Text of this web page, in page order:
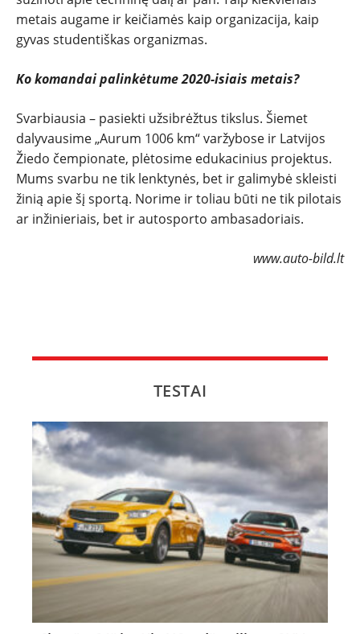
metais augame ir keičiamės kaip organizacija, kaip
gyvas studentiškas organizmas.
Ko komandai palinkėtume 2020-isiais metais?
Svarbiausia – pasiekti užsibrėžtus tikslus. Šiemet
dalyvausime „Aurum 1006 km“ varžybose ir Latvijos
Žiedo čempionate, plėtosime edukacinius projektus.
Mums svarbu ne tik lenktynės, bet ir galimybė skleisti
žinią apie šį sportą. Norime ir toliau būti ne tik pilotais
ar inžinieriais, bet ir autosporto ambasadoriais.
www.auto-bild.lt
TESTAI